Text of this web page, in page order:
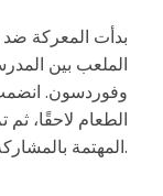
الملعب بين
وفوردسون.
الطعام لاحقًا،
المهتمة بالمشاركة.